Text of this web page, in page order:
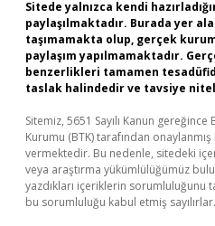
Sitede yalnızca kendi
paylaşılmaktadır. Burada yer
taşımamakta olup, gerçek
paylaşım yapılmamaktadır.
benzerlikleri tamamen
taslak halindedir ve tavsiye
Sitemiz, 5651 Sayılı Kanun
Kurumu (BTK) tarafından
vermektedir. Bu nedenle, sitedeki
veya araştırma yükümlülüğümüz
yazdıkları içeriklerin sorumluluğunu
bu sorumluluğu kabul etmiş sayılırlar.